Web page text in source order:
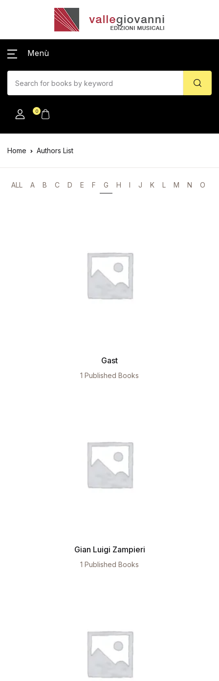
Menù
0
Home Authors List
ALL A B C D E F G H I J K L M N O
Gast
1 Published Books
Gian Luigi Zampieri
1 Published Books